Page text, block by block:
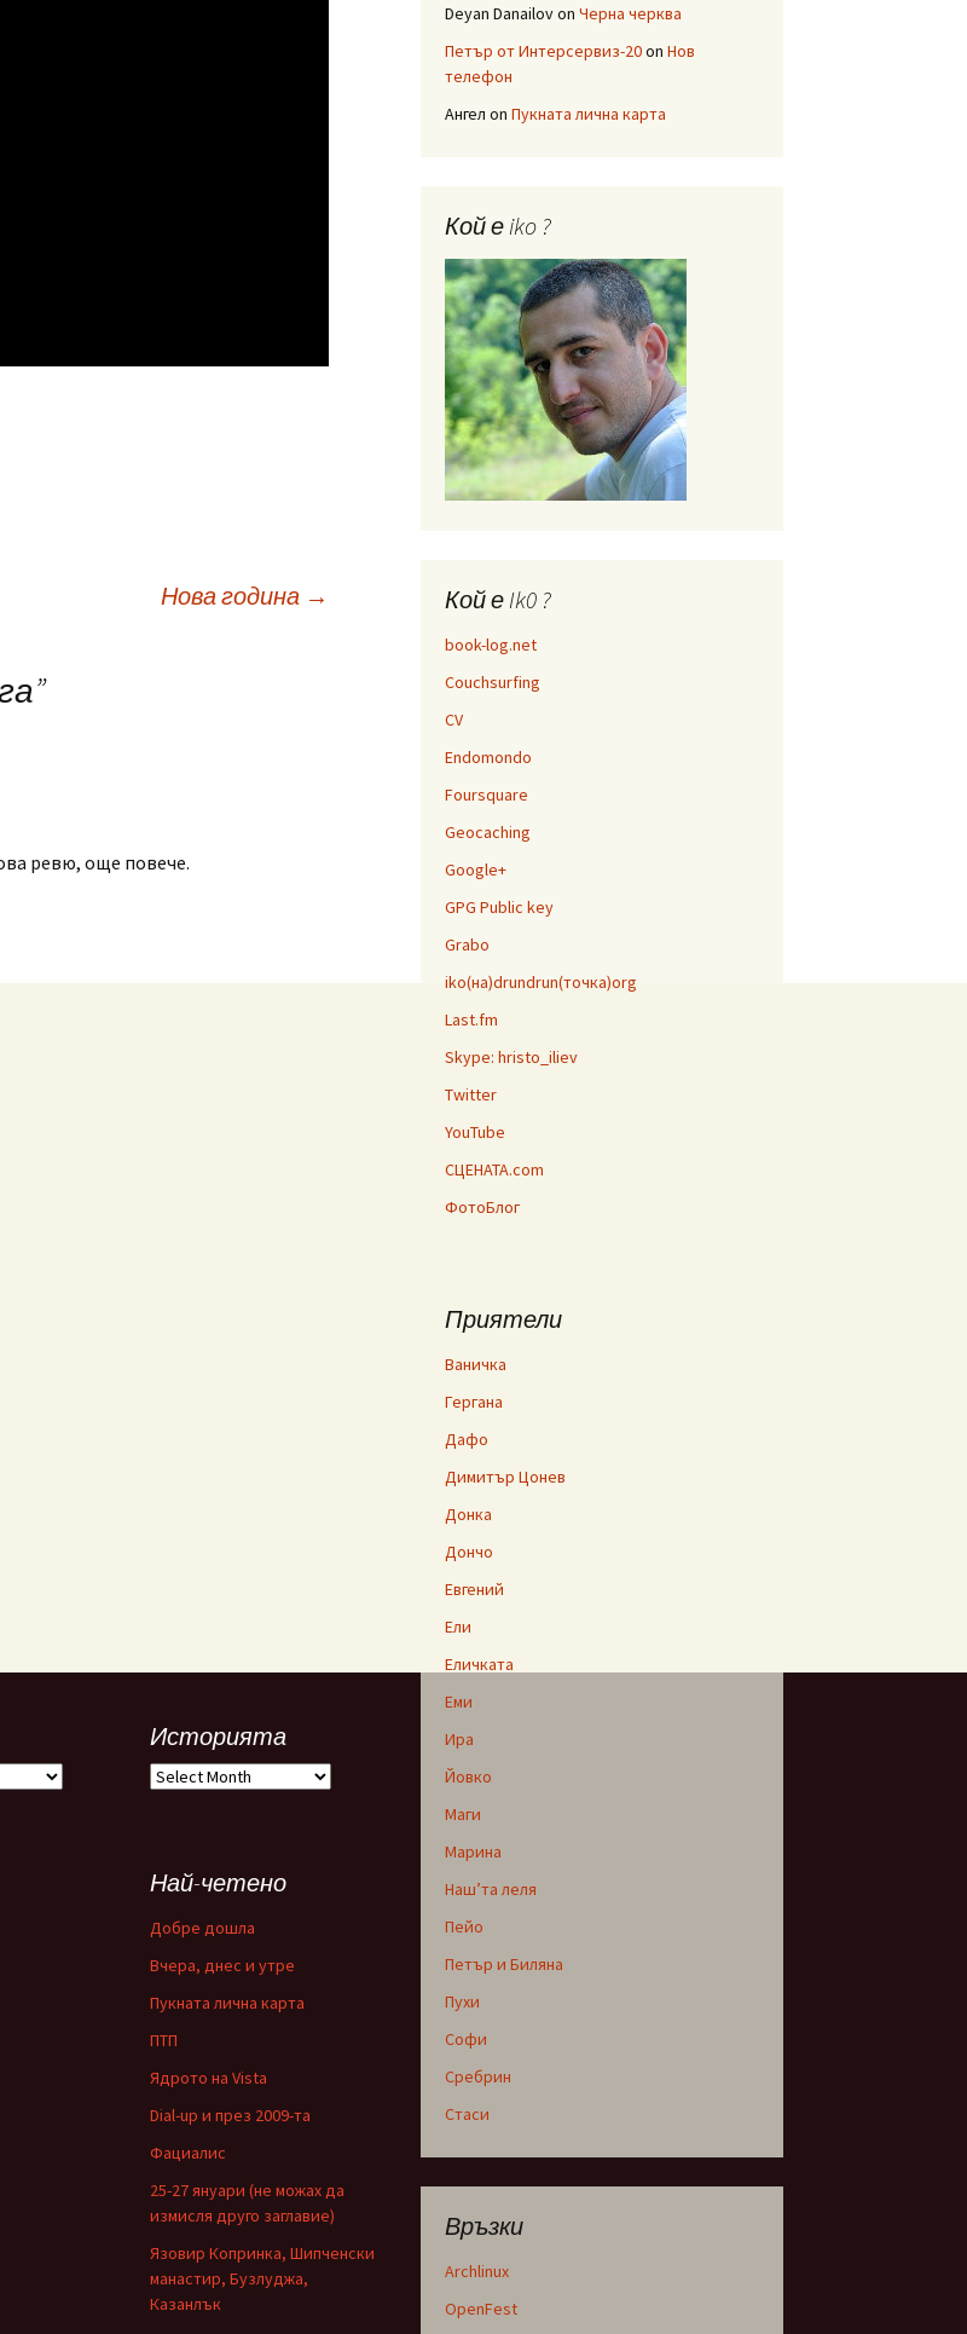
Нова година →
”
ревю, още повече.
Deyan Danailovon Черна черква
Петър от Интерсервиз-20on Нов
телефон
Ангел on Пукната лична карта
Кой е iko ?
Кой е Ik0 ?
book-log.net
Couchsurfing
CV
Endomondo
Foursquare
Geocaching
Google+
GPG Public key
Grabo
iko(на)drundrun(точка)org
Last.fm
Skype: hristo_iliev
Twitter
YouTube
СЦЕНАТА.com
ФотоБлог
Приятели
Ваничка
Гергана
Дафо
Димитър Цонев
Донка
Дончо
Евгений
Ели
Еличката
Еми
Ира
Йовко
Маги
Марина
Наш’та леля
Пейо
Петър и Биляна
Пухи
Софи
Сребрин
Стаси
Връзки
Archlinux
OpenFest
Историята
Историята
Най-четено
Добре дошла
Вчера, днес и утре
Пукната лична карта
ПТП
Ядрото на Vista
Dial-up и през 2009-та
Фациалис
25-27 януари (не можах да
измисля друго заглавие)
Язовир Копринка, Шипченски
манастир, Бузлуджа,
Казанлък